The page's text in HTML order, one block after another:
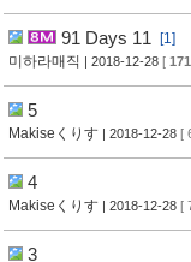
91 Days 11
[1]
미하라매직 | 2018-12-28 [ 171
5
Makiseくりす | 2018-12-28 [
4
Makiseくりす | 2018-12-28 [
3